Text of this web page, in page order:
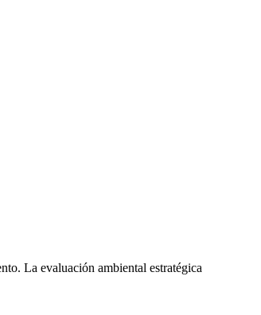
La evaluación ambiental estratégica